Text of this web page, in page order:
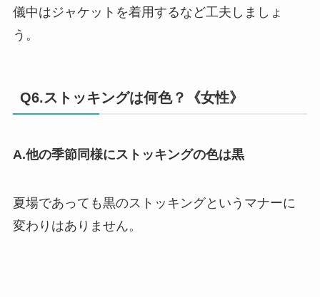
儀中はジャケットを着用するなど工夫しましょ
う。
Q6.ストッキングは何色？《女性》
A.他の季節同様にストッキングの色は黒
夏場であっても黒のストッキングというマナーに
変わりはありません。